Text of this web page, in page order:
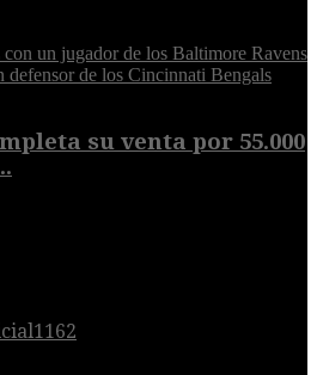
su venta por 55.000
1162